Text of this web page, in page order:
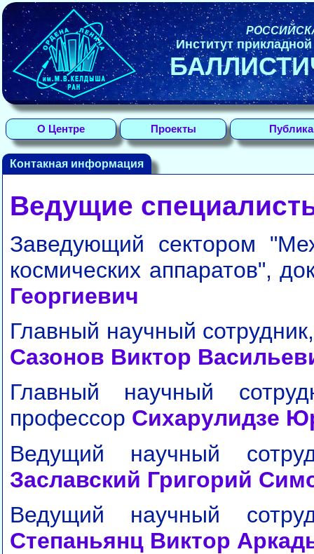
Институт
О Центре Проекты
Контакная информация
Ведущие
Заведующий сектором
космических аппаратов",
Георгиевич
Главный научный
Сазонов Виктор
Главный научный
профессор Сихарулидзе
Ведущий научный
Заславский Григорий
Ведущий научный
Степаньянц Виктор